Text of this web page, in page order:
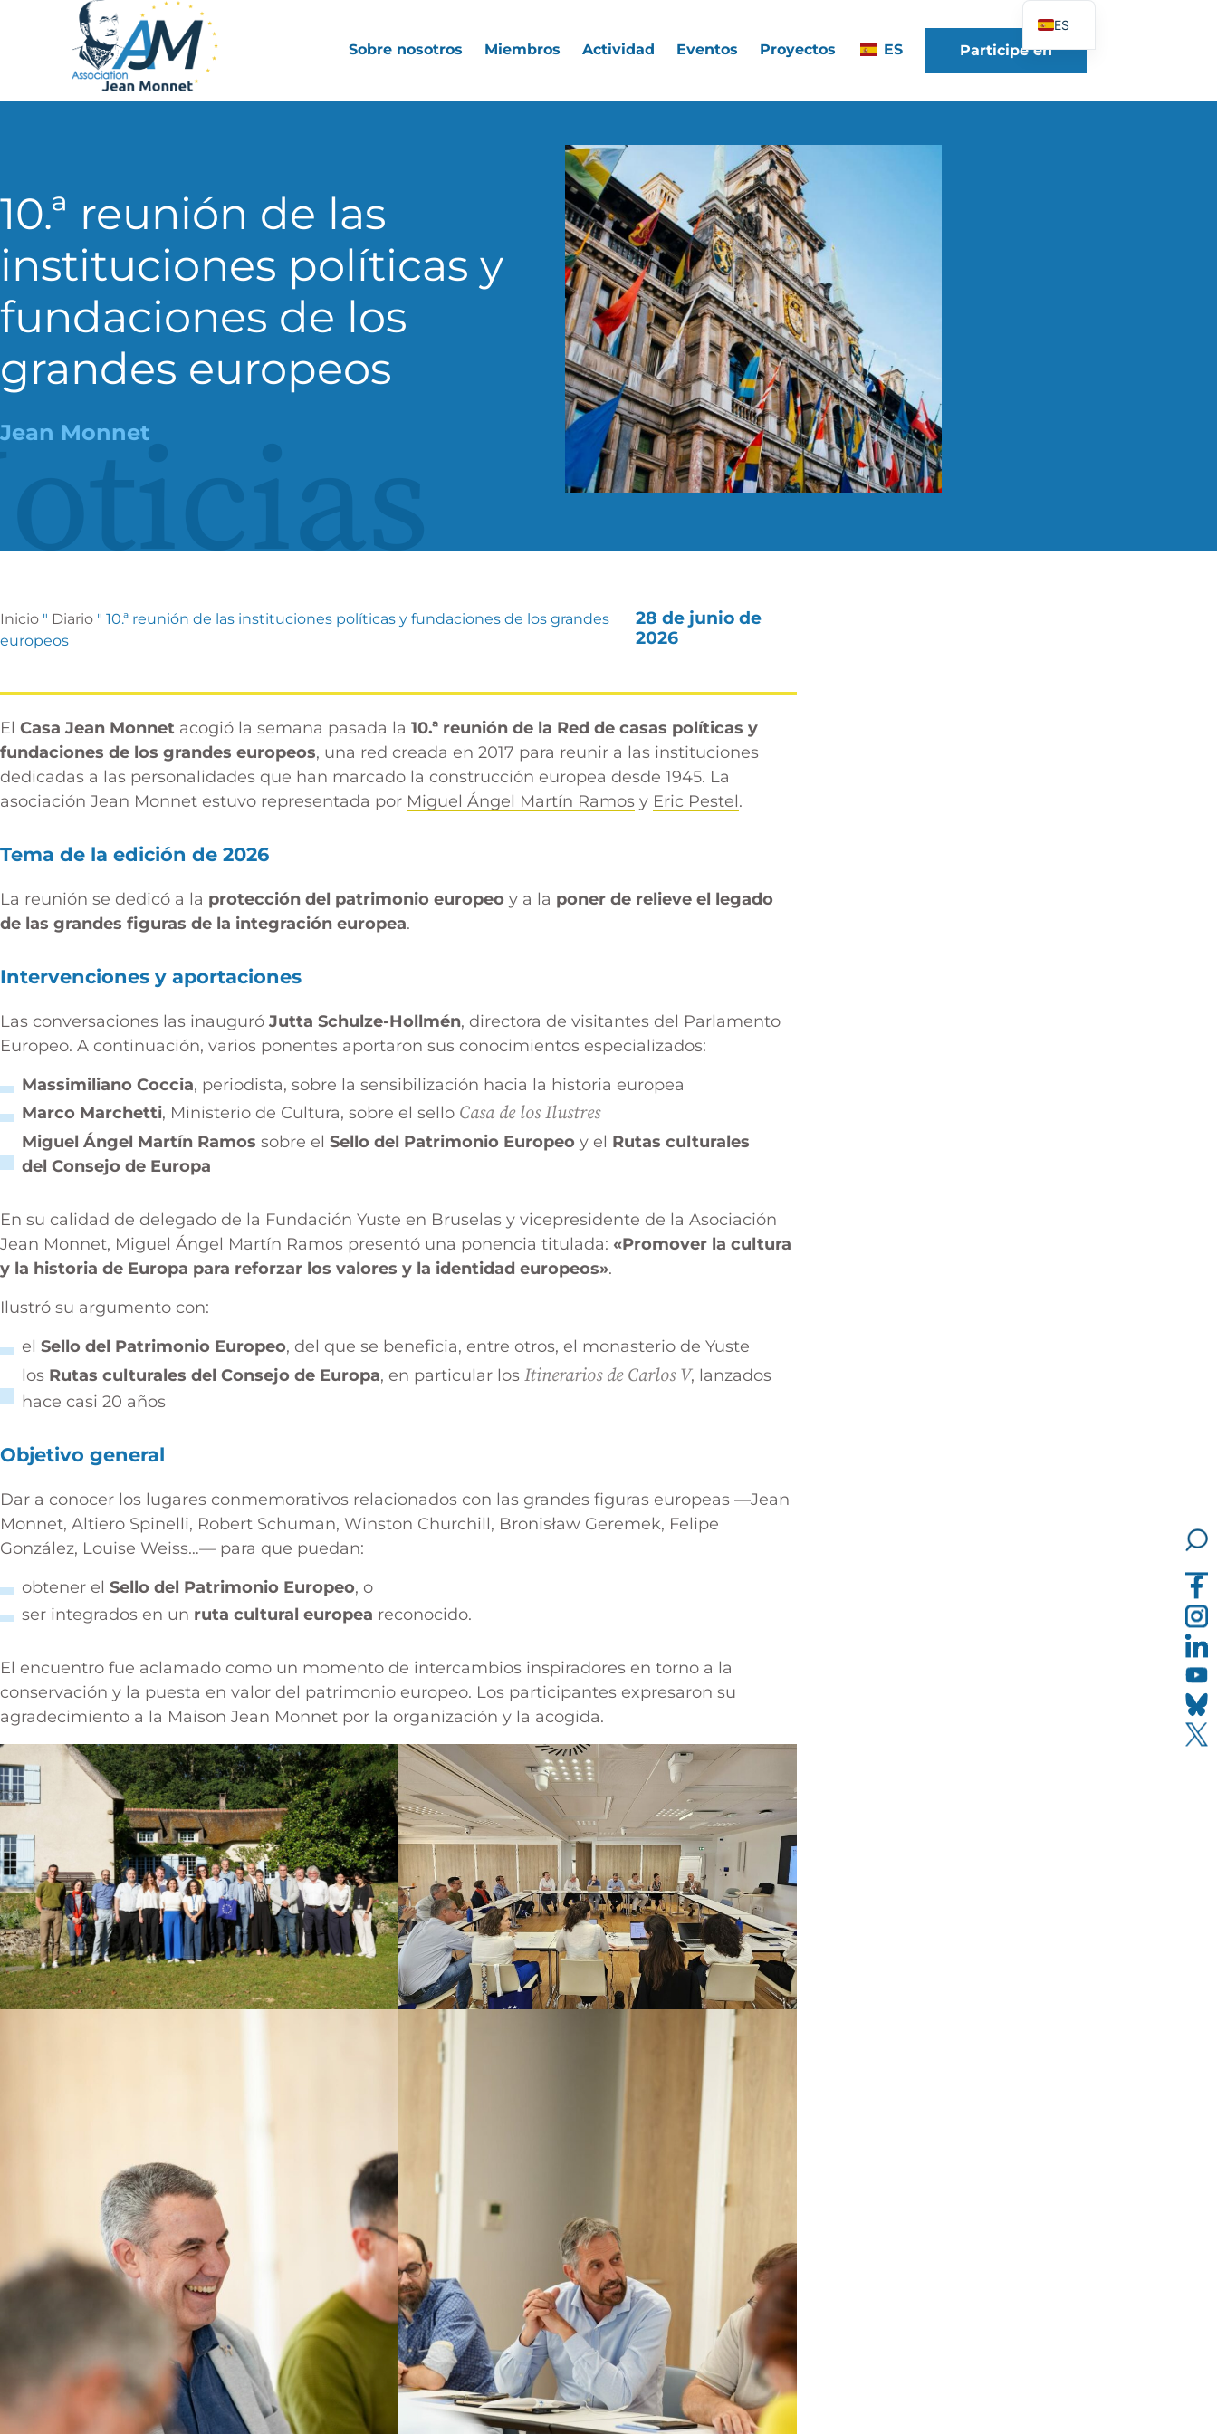
Sobre nosotros Miembros Actividad Eventos Proyectos ES Participe en
10.ª reunión de las
instituciones políticas y
fundaciones de los
grandes europeos
Jean Monnet
Inicio " Diario " 10.ª reunión de las instituciones políticas y fundaciones de los grandes
europeos
28 de junio de
2026
El Casa Jean Monnet acogió la semana pasada la 10.ª reunión de la Red de casas políticas y
fundaciones de los grandes europeos, una red creada en 2017 para reunir a las instituciones
dedicadas a las personalidades que han marcado la construcción europea desde 1945. La
asociación Jean Monnet estuvo representada por Miguel Ángel Martín Ramos y Eric Pestel.
Tema de la edición de 2026
La reunión se dedicó a la protección del patrimonio europeo y a la poner de relieve el legado
de las grandes figuras de la integración europea.
Intervenciones y aportaciones
Las conversaciones las inauguró Jutta Schulze-Hollmén, directora de visitantes del Parlamento
Europeo. A continuación, varios ponentes aportaron sus conocimientos especializados:
Massimiliano Coccia, periodista, sobre la sensibilización hacia la historia europea
Marco Marchetti, Ministerio de Cultura, sobre el sello Casa de los Ilustres
Miguel Ángel Martín Ramos sobre el Sello del Patrimonio Europeo y el Rutas culturales
del Consejo de Europa
En su calidad de delegado de la Fundación Yuste en Bruselas y vicepresidente de la Asociación
Jean Monnet, Miguel Ángel Martín Ramos presentó una ponencia titulada: «Promover la cultura
y la historia de Europa para reforzar los valores y la identidad europeos».
Ilustró su argumento con:
el Sello del Patrimonio Europeo, del que se beneficia, entre otros, el monasterio de Yuste
los Rutas culturales del Consejo de Europa, en particular los Itinerarios de Carlos V, lanzados
hace casi 20 años
Objetivo general
Dar a conocer los lugares conmemorativos relacionados con las grandes figuras europeas —Jean
Monnet, Altiero Spinelli, Robert Schuman, Winston Churchill, Bronisław Geremek, Felipe
González, Louise Weiss…— para que puedan:
obtener el Sello del Patrimonio Europeo, o
ser integrados en un ruta cultural europea reconocido.
El encuentro fue aclamado como un momento de intercambios inspiradores en torno a la
conservación y la puesta en valor del patrimonio europeo. Los participantes expresaron su
agradecimiento a la Maison Jean Monnet por la organización y la acogida.
ES
FR